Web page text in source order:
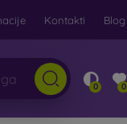
Kontakti Blog
0 0